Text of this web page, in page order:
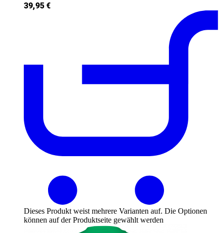
39,95 €
Dieses Produkt weist mehrere Varianten auf. Die Optionen
können auf der Produktseite gewählt werden